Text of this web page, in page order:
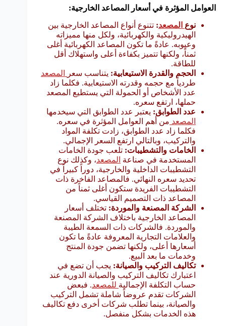
العوامل المؤثرة في أسعار المصاعد الخارجية:
نوع المصعد: تتنوع أنواع المصاعد الخارجية بين
الهيدروليكية والكهربائية، ولكل منها مميزاته
وعيوبه. عادةً ما تكون المصاعد الكهربائية أغلى
ثمناً، ولكنها تتميز بكفاءة أعلى واستهلاك أقل
للطاقة.
الحجم والقدرة الاستيعابية: يتناسب سعر
المصعد
طردياً مع حجمه وقدرته الاستيعابية. فكلما زاد
عدد الأشخاص أو الحمولة التي يستطيع المصعد
حملها، ارتفع سعره.
عدد الطوابق: يعتبر عدد الطوابق التي سيخدمها
المصعد من أهم العوامل المؤثرة في سعره.
فكلما زاد عدد الطوابق، زادت تكلفة المواد
والتركيب، وبالتالي ارتفع السعر الإجمالي.
الخامات والتشطيبات: تلعب جودة الخامات
المستخدمة في صناعة المصعد، وكذلك نوع
التشطيبات الداخلية والخارجية، دوراً كبيراً في
تحديد سعره النهائي. فالمصاعد الفاخرة ذات
التشطيبات الفريدة ستكون أغلى ثمناً من
المصاعد ذات التصميم القياسي.
الشركة المصنعة والموردة: تختلف أسعار
المصاعد الخارجية باختلاف الشركة المصنعة
والموردة. فالشركات ذات السمعة الطيبة
والعلامات التجارية المعروفة عادةً ما تكون
أسعارها أعلى، ولكنها تضمن جودة المنتج
وخدمات ما بعد البيع.
تكاليف التركيب والصيانة: يجب أن تضع في
اعتبارك تكاليف التركيب والصيانة الدورية عند
حساب التكلفة الإجمالية للمصعد. فبعض
الشركات تقدم عروضاً شاملة تشمل التركيب
والصيانة، بينما تطلب شركات أخرى دفع تكاليف
هذه الخدمات بشكل منفصل.